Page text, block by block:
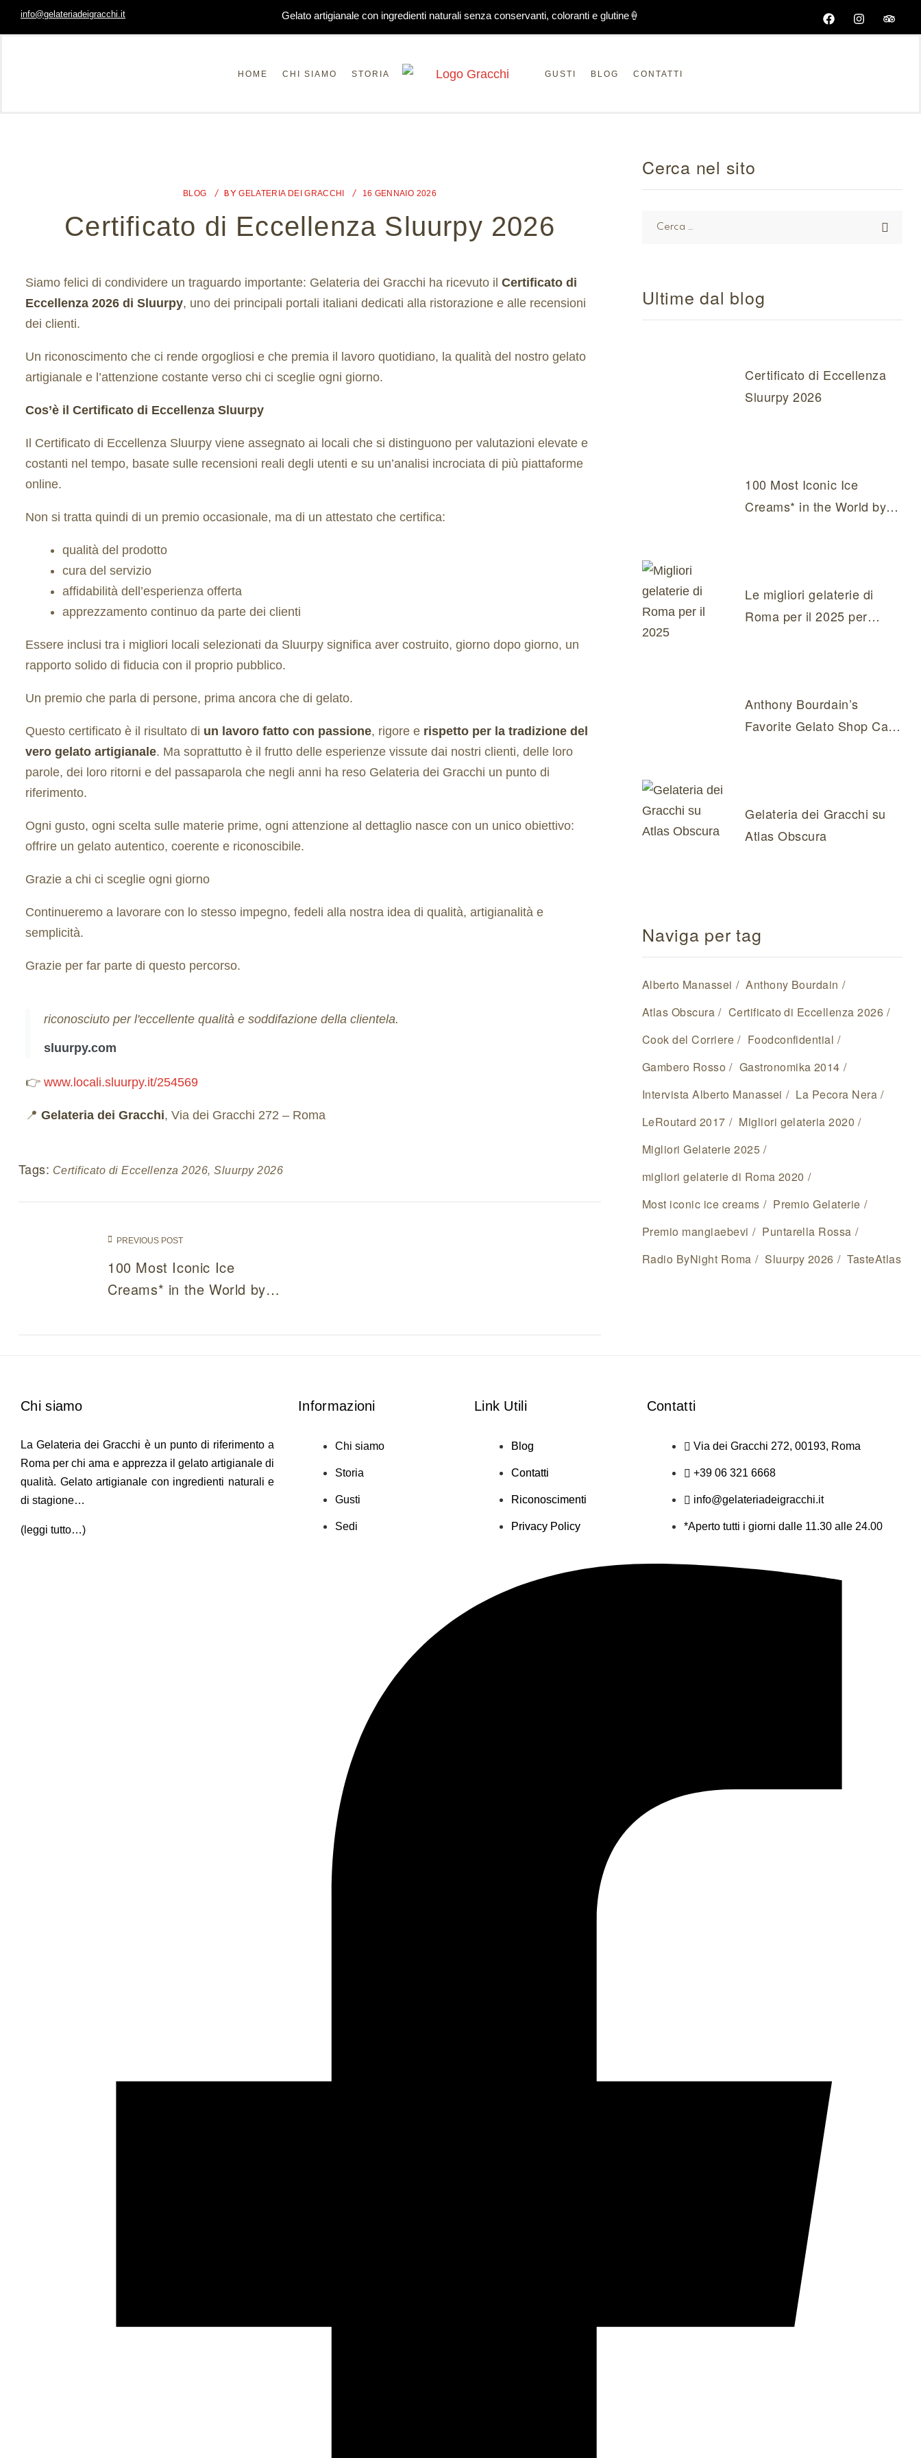
info@gelateriadeigracchi.it Gelato artigianale con ingredienti naturali senza conservanti, coloranti e glutine🍦
HOME CHI SIAMO STORIA GUSTI BLOG CONTATTI
BLOG BYGELATERIA DEI GRACCHI 16 GENNAIO 2026
Certificato di Eccellenza Sluurpy 2026
Siamo felici di condividere un traguardo importante: Gelateria dei Gracchi ha ricevuto il Certificato di
Eccellenza 2026 di Sluurpy, uno dei principali portali italiani dedicati alla ristorazione e alle recensioni
dei clienti.
Un riconoscimento che ci rende orgogliosi e che premia il lavoro quotidiano, la qualità del nostro gelato
artigianale e l’attenzione costante verso chi ci sceglie ogni giorno.
Cos’è il Certificato di Eccellenza Sluurpy
Il Certificato di Eccellenza Sluurpy viene assegnato ai locali che si distinguono per valutazioni elevate e
costanti nel tempo, basate sulle recensioni reali degli utenti e su un’analisi incrociata di più piattaforme
online.
Non si tratta quindi di un premio occasionale, ma di un attestato che certifica:
qualità del prodotto
cura del servizio
affidabilità dell’esperienza offerta
apprezzamento continuo da parte dei clienti
Essere inclusi tra i migliori locali selezionati da Sluurpy significa aver costruito, giorno dopo giorno, un
rapporto solido di fiducia con il proprio pubblico.
Un premio che parla di persone, prima ancora che di gelato.
Questo certificato è il risultato di un lavoro fatto con passione, rigore e rispetto per la tradizione del
vero gelato artigianale. Ma soprattutto è il frutto delle esperienze vissute dai nostri clienti, delle loro
parole, dei loro ritorni e del passaparola che negli anni ha reso Gelateria dei Gracchi un punto di
riferimento.
Ogni gusto, ogni scelta sulle materie prime, ogni attenzione al dettaglio nasce con un unico obiettivo:
offrire un gelato autentico, coerente e riconoscibile.
Grazie a chi ci sceglie ogni giorno
Continueremo a lavorare con lo stesso impegno, fedeli alla nostra idea di qualità, artigianalità e
semplicità.
Grazie per far parte di questo percorso.
riconosciuto per l'eccellente qualità e soddifazione della clientela.
sluurpy.com
👉 www.locali.sluurpy.it/254569
📍 Gelateria dei Gracchi, Via dei Gracchi 272 – Roma
Tags: Certificato di Eccellenza 2026,Sluurpy 2026
PREVIOUS POST
100 Most Iconic Ice
Creams* in the World by
Cerca nel sito
Ultime dal blog
Certificato di Eccellenza
Sluurpy 2026
100 Most Iconic Ice
Creams* in the World by
Le migliori gelaterie di
Roma per il 2025 per
Anthony Bourdain’s
Favorite Gelato Shop Can
Gelateria dei Gracchi su
Atlas Obscura
Naviga per tag
Alberto Manassei
Anthony Bourdain
Atlas Obscura
Certificato di Eccellenza 2026
Cook del Corriere
Foodconfidential
Gambero Rosso
Gastronomika 2014
Intervista Alberto Manassei
La Pecora Nera
LeRoutard 2017
Migliori gelateria 2020
Migliori Gelaterie 2025
migliori gelaterie di Roma 2020
Most iconic ice creams
Premio Gelaterie
Premio mangiaebevi
Puntarella Rossa
Radio ByNight Roma
Sluurpy 2026 TasteAtlas
Chi siamo
La Gelateria dei Gracchi è un punto di riferimento a
Roma per chi ama e apprezza il gelato artigianale di
qualità. Gelato artigianale con ingredienti naturali e
di stagione…
( leggi tutto…)
Informazioni
Chi siamo
Storia
Gusti
Sedi
Link Utili
Blog
Contatti
Riconoscimenti
Privacy Policy
Contatti
Via dei Gracchi 272, 00193, Roma
+39 06 321 6668
info@gelateriadeigracchi.it
*Aperto tutti i giorni dalle 11.30 alle 24.00